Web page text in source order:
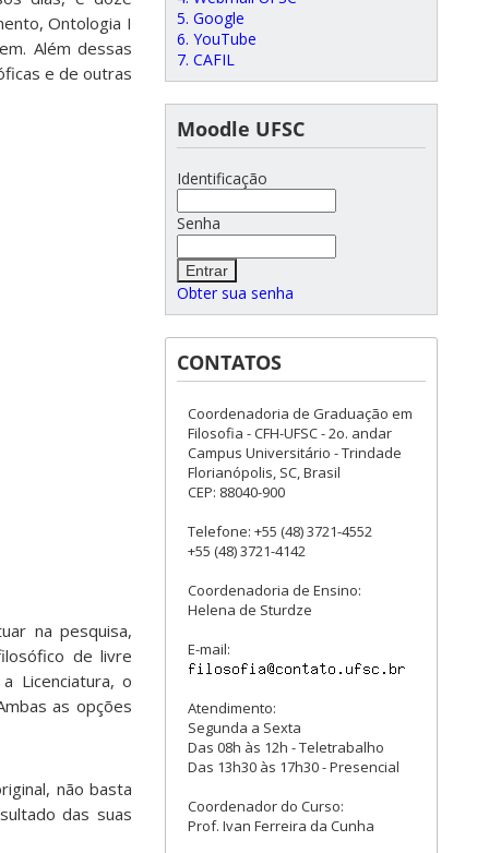
Ontologia I
Além dessas
e de outras
na pesquisa,
de livre
Licenciatura, o
as opções
não basta
das suas
5. Google
6. YouTube
7. CAFIL
Moodle UFSC
Identificação
Senha
Obter sua senha
CONTATOS
Coordenadoria de Graduação em
Filosofia - CFH-UFSC - 2o. andar
Campus Universitário - Trindade
Florianópolis, SC, Brasil
CEP: 88040-900
Telefone: +55 (48) 3721-4552
+55 (48) 3721-4142
Coordenadoria de Ensino:
Helena de Sturdze
E-mail:
Atendimento:
Segunda a Sexta
Das 08h às 12h - Teletrabalho
Das 13h30 às 17h30 - Presencial
Coordenador do Curso:
Prof. Ivan Ferreira da Cunha